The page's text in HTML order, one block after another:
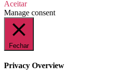
Aceitar
Manage consent
Fechar
Privacy Overview